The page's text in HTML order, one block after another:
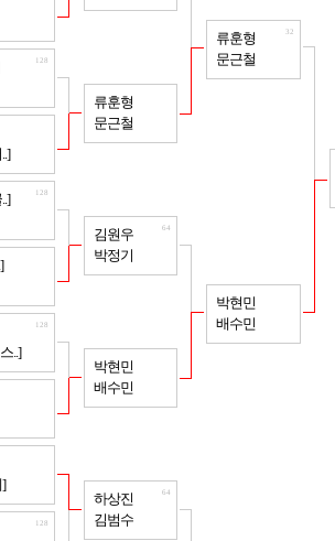
128
128
..]
128
128
류훈형
문근철
김원우
박정기
64
박현민
배수민
하상진
김범수
64
류훈형
문근철
32
박현민
배수민